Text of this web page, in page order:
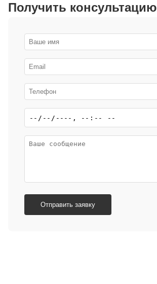
Получить консультацию
Отправить заявку